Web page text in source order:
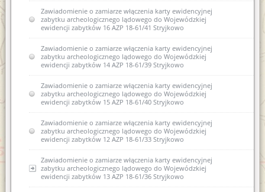
Zawiadomienie o zamiarze włączenia karty ewidencyjnej
zabytku archeologicznego lądowego do Wojewódzkiej
ewidencji zabytków 16 AZP 18-61/41 Stryjkowo
Zawiadomienie o zamiarze włączenia karty ewidencyjnej
zabytku archeologicznego lądowego do Wojewódzkiej
ewidencji zabytków 14 AZP 18-61/39 Stryjkowo
Zawiadomienie o zamiarze włączenia karty ewidencyjnej
zabytku archeologicznego lądowego do Wojewódzkiej
ewidencji zabytków 15 AZP 18-61/40 Stryjkowo
Zawiadomienie o zamiarze włączenia karty ewidencyjnej
zabytku archeologicznego lądowego do Wojewódzkiej
ewidencji zabytków 12 AZP 18-61/33 Stryjkowo
Zawiadomienie o zamiarze włączenia karty ewidencyjnej
zabytku archeologicznego lądowego do Wojewódzkiej
ewidencji zabytków 13 AZP 18-61/36 Stryjkowo